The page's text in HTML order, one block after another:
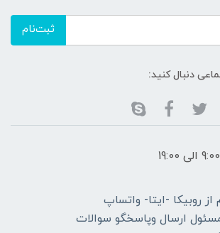
ثبت‌نام
دنبال کنید:
روبیکا -ایتا- واتساپ
مسئول ارسال وپاسخگو سوالات